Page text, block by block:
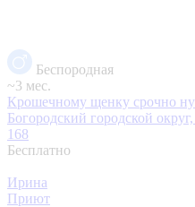
Беспородная
~3 мес.
Крошечному щенку срочно
Богородский городской
168
Бесплатно
Ирина
Приют